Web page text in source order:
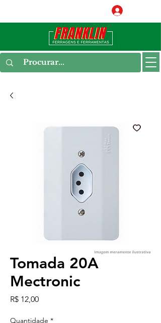
Tomada 20A
Mectronic
R$ 12,00Preço
Quantidade *